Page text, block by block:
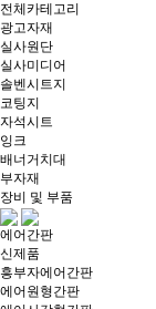
전체카테고리
광고자재
실사원단
실사미디어
솔벤시트지
코팅지
자석시트
잉크
배너거치대
부자재
장비 및 부품
에어간판
신제품
흥부자에어간판
에어원형간판